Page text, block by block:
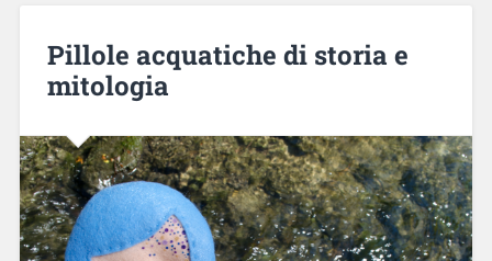
Pillole acquatiche di storia e
mitologia